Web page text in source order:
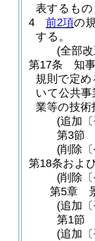
表するも
4
前2項の
する。
(全部
第17条
知
規則で定
いて公共
業等の技
(追加
第3節
(削除
第18条およ
(削除
第5章
(追加
第1節
(追加